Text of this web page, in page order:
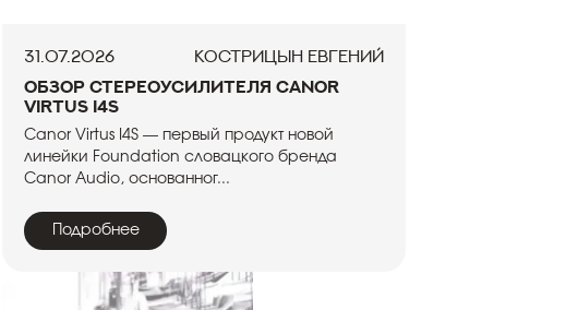
31.07.2026
Кострицын Евгений
Обзор стереоусилителя Canor
Virtus I4S
Canor Virtus I4S — первый продукт новой
линейки Foundation словацкого бренда
Canor Audio, основанног...
Подробнее